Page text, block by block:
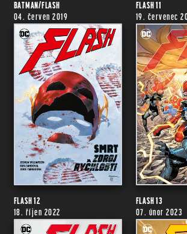
BATMAN/FLASH
04. červen 2019
FLASH 11
19. červenec
FLASH 12
18. říjen 2022
FLASH 13
07. únor 2023